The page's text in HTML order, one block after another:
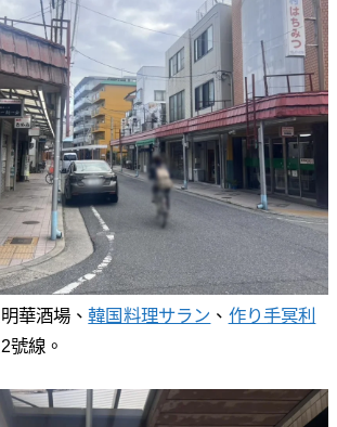
華酒場、韓国料理サラン 、 作り手冥利
號線。